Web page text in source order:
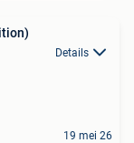
Details
19 mei 26